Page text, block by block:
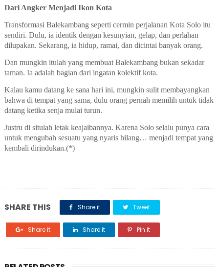
Dari Angker Menjadi Ikon Kota
Transformasi Balekambang seperti cermin perjalanan Kota Solo itu
sendiri. Dulu, ia identik dengan kesunyian, gelap, dan perlahan
dilupakan. Sekarang, ia hidup, ramai, dan dicintai banyak orang.
Dan mungkin itulah yang membuat Balekambang bukan sekadar
taman. Ia adalah bagian dari ingatan kolektif kota.
Kalau kamu datang ke sana hari ini, mungkin sulit membayangkan
bahwa di tempat yang sama, dulu orang pernah memilih untuk tidak
datang ketika senja mulai turun.
Justru di situlah letak keajaibannya. Karena Solo selalu punya cara
untuk mengubah sesuatu yang nyaris hilang… menjadi tempat yang
kembali dirindukan.(*)
SHARE THIS Share it Tweet
Share it Share it Pin it